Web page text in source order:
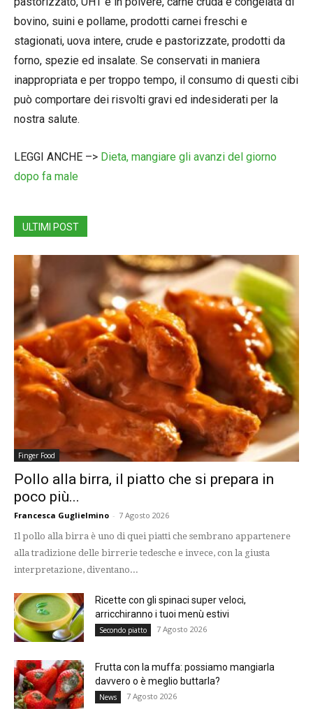
bovino, suini e pollame, prodotti carnei freschi e
stagionati, uova intere, crude e pastorizzate, prodotti da
forno, spezie ed insalate. Se conservati in maniera
inappropriata e per troppo tempo, il consumo di questi cibi
può comportare dei risvolti gravi ed indesiderati per la
nostra salute.
LEGGI ANCHE –> Dieta, mangiare gli avanzi del giorno
dopo fa male
ULTIMI POST
Finger Food
Pollo alla birra, il piatto che si prepara in
poco più...
Francesca Guglielmino - 7 Agosto 2026
Il pollo alla birra è uno di quei piatti che sembrano appartenere
alla tradizione delle birrerie tedesche e invece, con la giusta
interpretazione, diventano...
Ricette con gli spinaci super veloci,
arricchiranno i tuoi menù estivi
Secondo piatto 7 Agosto 2026
Frutta con la muffa: possiamo mangiarla
davvero o è meglio buttarla?
News 7 Agosto 2026